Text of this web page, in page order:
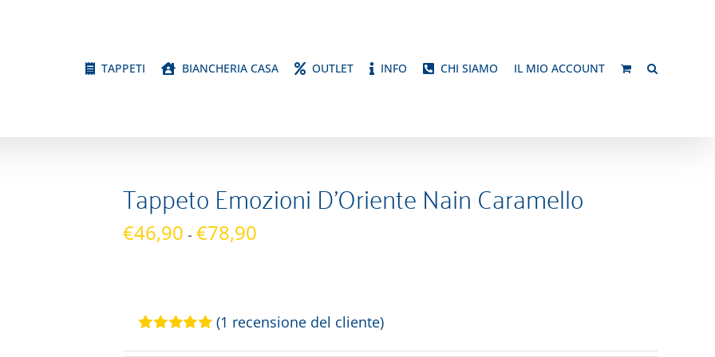
TAPPETI BIANCHERIA CASA OUTLET INFO CHI SIAMO IL MIO ACCOUNT
Tappeto Emozioni D’Oriente Nain Caramello
€46,90 - €78,90
€46,90
(1 recensione del cliente)